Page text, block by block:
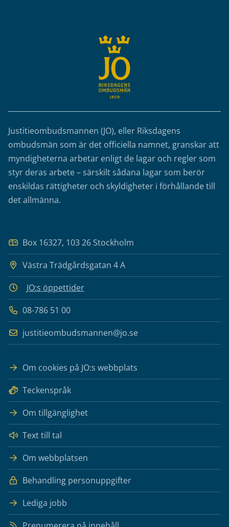
Justitieombudsmannen (JO), eller Riksdagens
ombudsmän som är det officiella namnet, granskar att
myndigheterna arbetar enligt de lagar och regler som
styr deras arbete – särskilt sådana lagar som berör
enskildas rättigheter och skyldigheter i förhållande till
det allmänna.
Box 16327, 103 26 Stockholm
Västra Trädgårdsgatan 4 A
JO:s öppettider
08-786 51 00
justitieombudsmannen@jo.se
Om cookies på JO:s webbplats
Teckenspråk
Om tillgänglighet
Text till tal
Om webbplatsen
Behandling personuppgifter
Lediga jobb